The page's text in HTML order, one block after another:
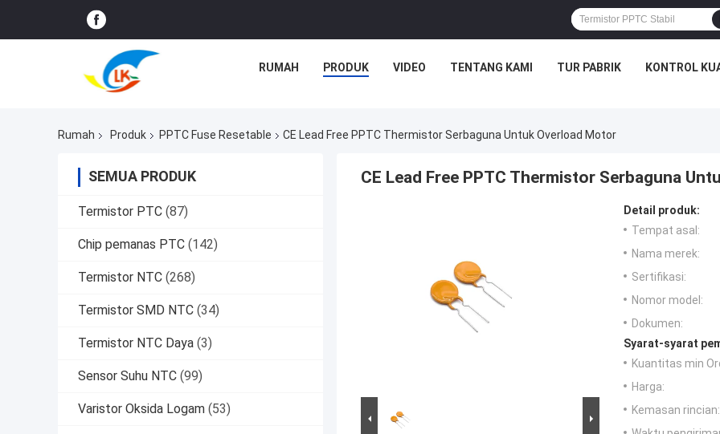
RUMAH PRODUK VIDEO TENTANG KAMI TUR PABRIK KONTROL
Rumah Produk PPTC Fuse Resetable CE Lead Free PPTC Thermistor Serbaguna Untuk Overload Motor
SEMUA PRODUK
Termistor PTC (87)
Chip pemanas PTC (142)
Termistor NTC (268)
Termistor SMD NTC (34)
Termistor NTC Daya (3)
Sensor Suhu NTC (99)
Varistor Oksida Logam (53)
CE Lead Free PPTC Thermistor Serbaguna
Detail produk:
Tempat asal:
Nama merek:
Sertifikasi:
Nomor model:
Dokumen:
Syarat-syarat
Kuantitas min
Harga:
Kemasan rincian: